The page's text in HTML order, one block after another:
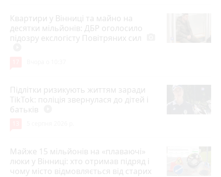
Квартири у Вінниці та майно на
десятки мільйонів: ДБР оголосило
підозру екслогісту Повітряних сил
Підлітки ризикують життям заради
TikTok: поліція звернулася до дітей і
батьків
Майже 15 мільйонів на «плаваючі»
люки у Вінниці: хто отримав підряд і
чому місто відмовляється від старих